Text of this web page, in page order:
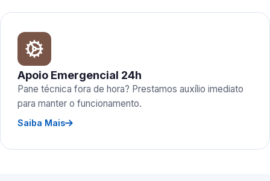
Apoio Emergencial 24h
Pane técnica fora de hora? Prestamos auxílio imediato
para manter o funcionamento.
Saiba Mais